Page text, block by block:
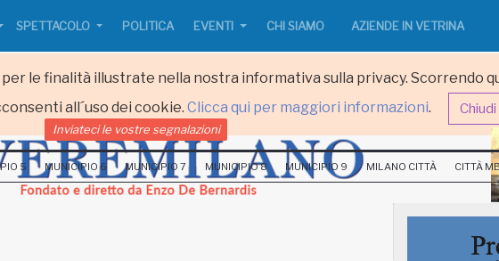
le finalità illustrate nella nostra informativa sulla privacy. Scorrendo
all´uso dei cookie. Clicca qui per maggiori informazioni. Chiudi
SPETTACOLO POLITICA EVENTI CHI SIAMO AZIENDE IN VETRINA
Inviateci le vostre segnalazioni
5 MUNICIPIO 6 MUNICIPIO 7 MUNICIPIO 8 MUNICIPIO 9 MILANO CITTÀ CITTÀ